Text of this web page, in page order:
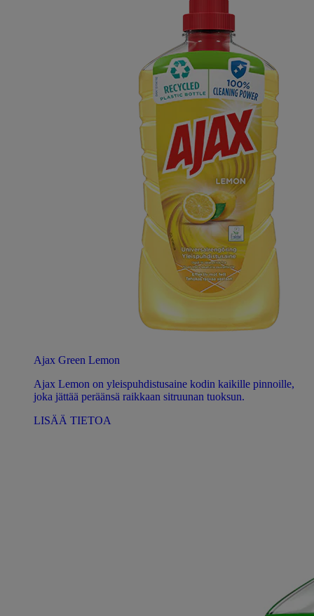
Ajax Green Lemon
Ajax Lemon on yleispuhdistusaine kodin kaikille pinnoille,
joka jättää peräänsä raikkaan sitruunan tuoksun.
LISÄÄ TIETOA